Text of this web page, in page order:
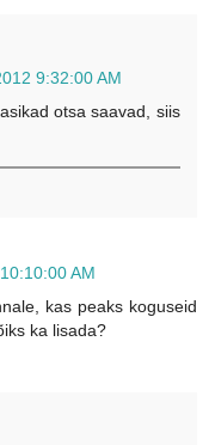
9:32:00 AM
otsa saavad, siis
AM
kas peaks koguseid
ka lisada?